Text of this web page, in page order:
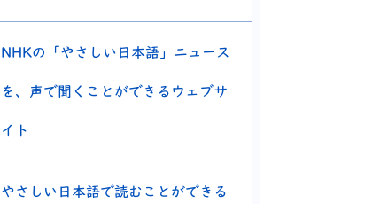
NHKの「やさしい日本語」ニュース
を、声で聞くことができるウェブサ
イト
やさしい日本語で読むことができる